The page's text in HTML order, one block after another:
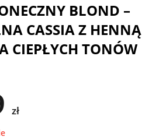
BLOND –
CASSIA Z HENNĄ
CIEPŁYCH TONÓW
zł